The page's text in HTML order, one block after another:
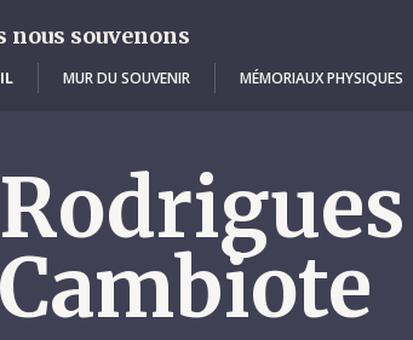
nous souvenons
MUR DU SOUVENIR MÉMORIAUX PHYSIQUES
Rodrigues
Cambiote